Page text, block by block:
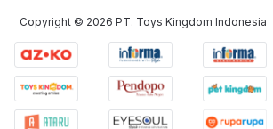
Copyright © 2026 PT. Toys Kingdom Indonesia